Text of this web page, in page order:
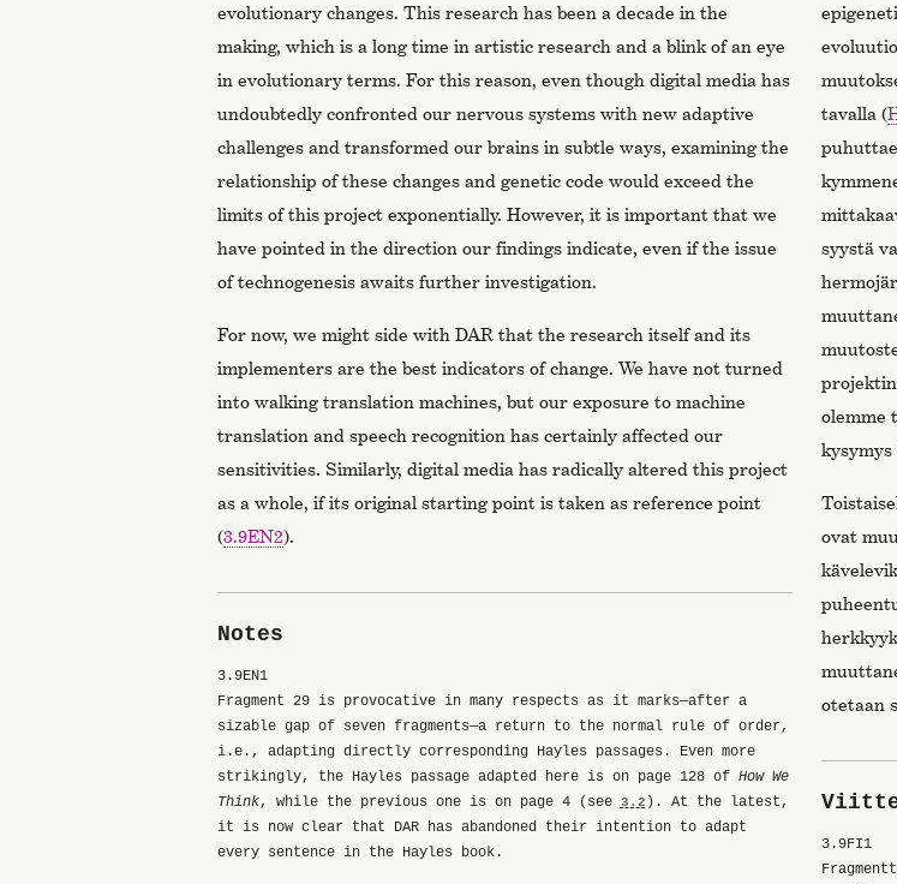
evolutionary changes. This research has been a decade in the
making, which is a long time in artistic research and a blink of an eye
in evolutionary terms. For this reason, even though digital media has
undoubtedly confronted our nervous systems with new adaptive
challenges and transformed our brains in subtle ways, examining the
relationship of these changes and genetic code would exceed the
limits of this project exponentially. However, it is important that we
have pointed in the direction our findings indicate, even if the issue
of technogenesis awaits further investigation.
For now, we might side with DAR that the research itself and its
implementers are the best indicators of change. We have not turned
into walking translation machines, but our exposure to machine
translation and speech recognition has certainly affected our
sensitivities. Similarly, digital media has radically altered this project
as a whole, if its original starting point is taken as reference point
(3.9EN2).
Notes
3.9EN1
Fragment 29 is provocative in many respects as it marks—after a
sizable gap of seven fragments—a return to the normal rule of order,
i.e., adapting directly corresponding Hayles passages. Even more
strikingly, the Hayles passage adapted here is on page 128 of How We
Think, while the previous one is on page 4 (see 3.2 ). At the latest,
it is now clear that DAR has abandoned their intention to adapt
every sentence in the Hayles book.
tavalla (
syystä
olemme
ovat
otetaan
3.9FI1